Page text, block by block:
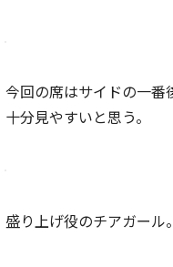
今回の席はサイドの一番
十分見やすいと思う。
盛り上げ役のチアガール。